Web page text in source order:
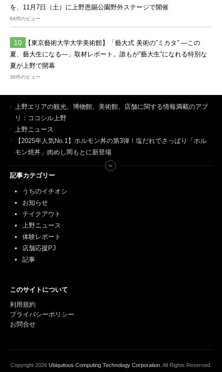
を、11月7日（土）に上野恩賜公園野外ステージで開催
64件のビュー
【東京藝術大学大学美術館】「藝大式 美術の”ミカタ” ―この
夏、藝大生になる―」取材レポート。誰もが“藝大生”になれる特別な
夏が上野で開幕
30件のビュー
上野エリアの観光、博物館、美術館、店舗に関する情報満載のアプ
リ：ココシル上野
上野ニュース
【2025年人気No.1】ホルモン丼の第3弾！塩だれでさっぱり「ホル
モン焼丼」肉めし岡もとに新登場
記事カテゴリー
うちのイチオシ
お知らせ
テイクアウト
上野ニュース
体験レポート
店舗応援PJ
記事
このサイトについて
利用規約
プライバシーポリシー
お問合せ
Copyright 2026 Ubiquitous Computing Technology Corporation . All Rights Reserved.